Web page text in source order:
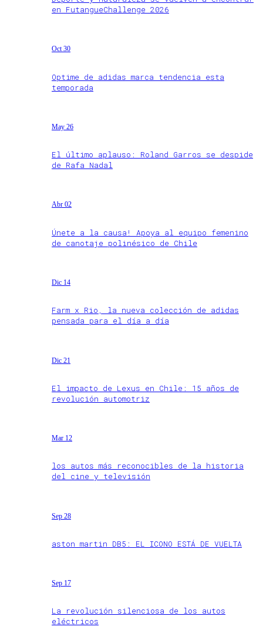
en FutangueChallenge 2026
Oct 30
Optime de adidas marca tendencia esta
temporada
May 26
El último aplauso: Roland Garros se despide
de Rafa Nadal
Abr 02
Únete a la causa! Apoya al equipo femenino
de canotaje polinésico de Chile
Dic 14
Farm x Rio, la nueva colección de adidas
pensada para el día a día
Dic 21
El impacto de Lexus en Chile: 15 años de
revolución automotriz
Mar 12
los autos más reconocibles de la historia
del cine y televisión
Sep 28
aston martin DB5: EL ICONO ESTÁ DE VUELTA
Sep 17
La revolución silenciosa de los autos
eléctricos